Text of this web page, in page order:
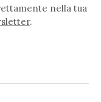
nella tua
.